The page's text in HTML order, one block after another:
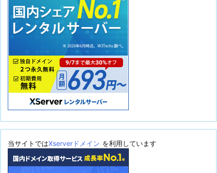
当サイトではXserverドメイン を利用しています